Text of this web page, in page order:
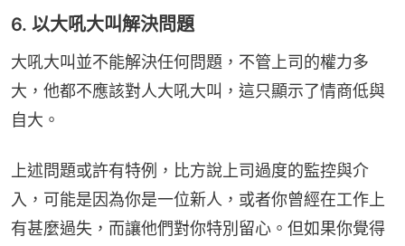
6. 以大吼大叫解決問題
大吼大叫並不能解決任何問題，不管上司的權力多
大，他都不應該對人大吼大叫，這只顯示了情商低與
自大。
上述問題或許有特例，比方說上司過度的監控與介
入，可能是因為你是一位新人，或者你曾經在工作上
有甚麼過失，而讓他們對你特別留心。但如果你覺得